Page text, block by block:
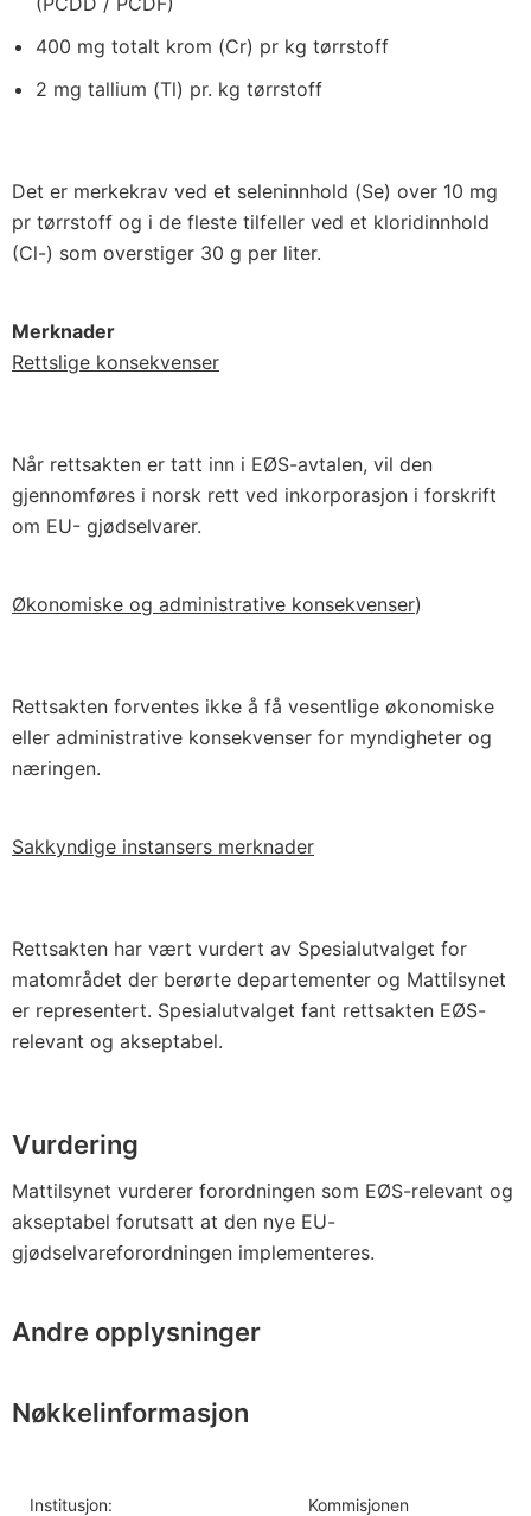
400 mg totalt krom (Cr) pr kg tørrstoff
2 mg tallium (Tl) pr. kg tørrstoff
Det er merkekrav ved et seleninnhold (Se) over 10 mg
pr tørrstoff og i de fleste tilfeller ved et kloridinnhold
(Cl-) som overstiger 30 g per liter.
Merknader
Rettslige konsekvenser
Når rettsakten er tatt inn i EØS-avtalen, vil den
gjennomføres i norsk rett ved inkorporasjon i forskrift
om EU- gjødselvarer.
Økonomiske og administrative konsekvenser)
Rettsakten forventes ikke å få vesentlige økonomiske
eller administrative konsekvenser for myndigheter og
næringen.
Sakkyndige instansers merknader
Rettsakten har vært vurdert av Spesialutvalget for
matområdet der berørte departementer og Mattilsynet
er representert. Spesialutvalget fant rettsakten EØS-
relevant og akseptabel.
Vurdering
Mattilsynet vurderer forordningen som EØS-relevant og
akseptabel forutsatt at den nye EU-
gjødselvareforordningen implementeres.
Andre opplysninger
Nøkkelinformasjon
Institusjon:
Kommisjonen